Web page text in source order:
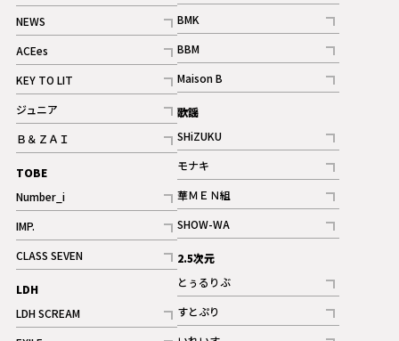
記事
NEWS
記事
ACEes
記事
KEY TO LIT
記事
ジュニア
記事
Ｂ＆ＺＡＩ
記事
TOBE
Number_i
記事
IMP.
記事
CLASS SEVEN
記事
LDH
LDH SCREAM
記事
記事
BMK
記事
BBM
記事
ギャラリー
Maison B
記事
歌謡
SHiZUKU
記事
モナキ
記事
華ＭＥＮ組
記事
SHOW-WA
記事
2.5次元
とぅるりぶ
記事
すとぷり
記事